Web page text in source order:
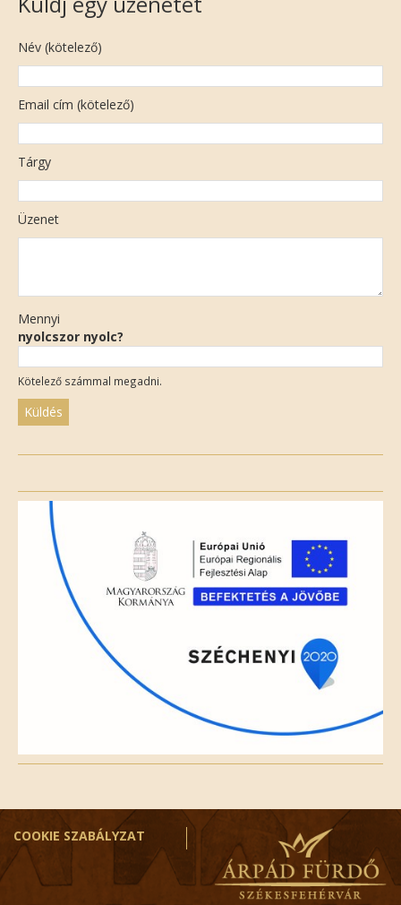
Név (kötelező)
Email cím (kötelező)
Tárgy
Üzenet
Mennyi
nyolcszor nyolc?
Kötelező számmal megadni.
field
empty.
COOKIE SZABÁLYZAT